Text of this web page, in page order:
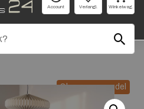
Account Verlangl. Winkelwag.
Showroom model